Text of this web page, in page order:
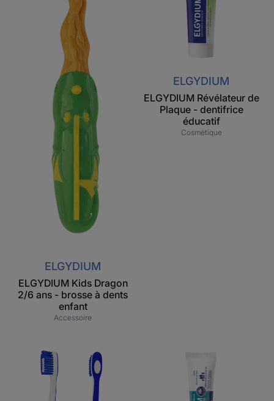
ans
-
brosse
dents
enfant
ELGYDIUM
ELGYDIUM Kids Dragon
2/6 ans - brosse à dents
enfant
Accessoire
-
dentifrice
éducatif
ELGYDIUM
ELGYDIUM Révélateur de
Plaque - dentifrice
éducatif
Cosmétique
ELGYDIUM
4in1
Brosse
Repair
-
gel